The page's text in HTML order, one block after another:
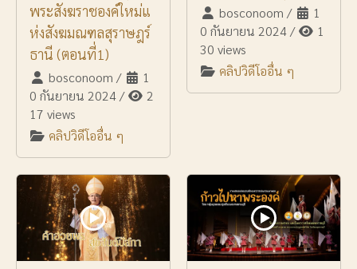
พระสังฆราชองค์ใหม่แ
ห่งสังฆมณฑลสุราษฎร์
ธานี (ตอนที่1)
bosconoom /
1
0 กันยายน 2024/
2
17 views
คลิปวิดีโออื่น ๆ
bosconoom /
1
0 กันยายน 2024/
1
30 views
คลิปวิดีโออื่น ๆ